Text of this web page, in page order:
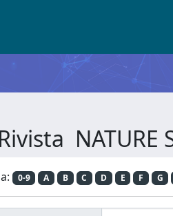
NATURE
0-9 A B C D E F G